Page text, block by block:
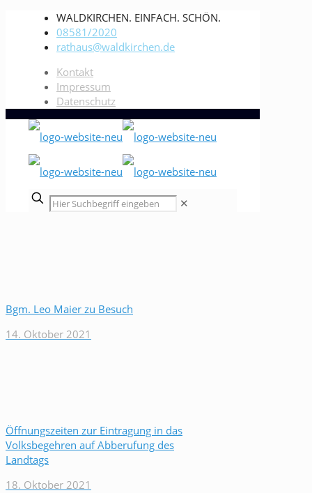
WALDKIRCHEN. EINFACH. SCHÖN.
08581/2020
rathaus@waldkirchen.de
Kontakt
Impressum
Datenschutz
✕
Bgm. Leo Maier zu Besuch
14. Oktober 2021
Öffnungszeiten zur Eintragung in das
Volksbegehren auf Abberufung des
Landtags
18. Oktober 2021